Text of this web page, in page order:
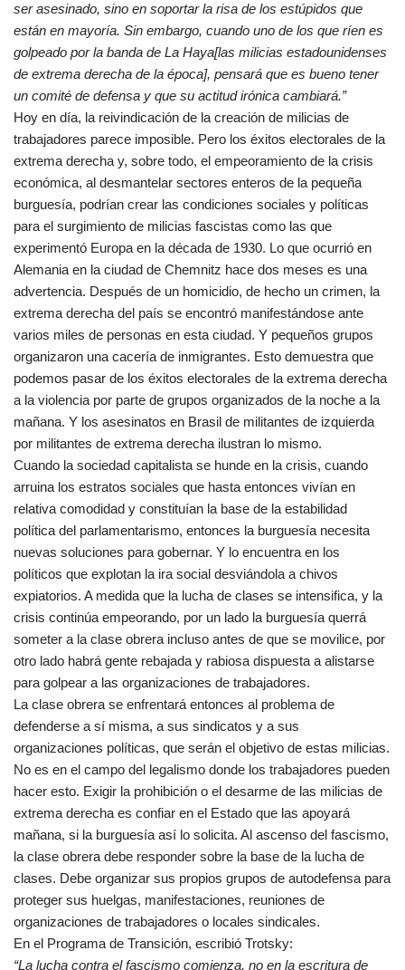
ser asesinado, sino en soportar la risa de los estúpidos que
están en mayoría. Sin embargo, cuando uno de los que ríen es
golpeado por la banda de La Haya[las milicias estadounidenses
de extrema derecha de la época], pensará que es bueno tener
un comité de defensa y que su actitud irónica cambiará.”
Hoy en día, la reivindicación de la creación de milicias de
trabajadores parece imposible. Pero los éxitos electorales de la
extrema derecha y, sobre todo, el empeoramiento de la crisis
económica, al desmantelar sectores enteros de la pequeña
burguesía, podrían crear las condiciones sociales y políticas
para el surgimiento de milicias fascistas como las que
experimentó Europa en la década de 1930. Lo que ocurrió en
Alemania en la ciudad de Chemnitz hace dos meses es una
advertencia. Después de un homicidio, de hecho un crimen, la
extrema derecha del país se encontró manifestándose ante
varios miles de personas en esta ciudad. Y pequeños grupos
organizaron una cacería de inmigrantes. Esto demuestra que
podemos pasar de los éxitos electorales de la extrema derecha
a la violencia por parte de grupos organizados de la noche a la
mañana. Y los asesinatos en Brasil de militantes de izquierda
por militantes de extrema derecha ilustran lo mismo.
Cuando la sociedad capitalista se hunde en la crisis, cuando
arruina los estratos sociales que hasta entonces vivían en
relativa comodidad y constituían la base de la estabilidad
política del parlamentarismo, entonces la burguesía necesita
nuevas soluciones para gobernar. Y lo encuentra en los
políticos que explotan la ira social desviándola a chivos
expiatorios. A medida que la lucha de clases se intensifica, y la
crisis continúa empeorando, por un lado la burguesía querrá
someter a la clase obrera incluso antes de que se movilice, por
otro lado habrá gente rebajada y rabiosa dispuesta a alistarse
para golpear a las organizaciones de trabajadores.
La clase obrera se enfrentará entonces al problema de
defenderse a sí misma, a sus sindicatos y a sus
organizaciones políticas, que serán el objetivo de estas milicias.
No es en el campo del legalismo donde los trabajadores pueden
hacer esto. Exigir la prohibición o el desarme de las milicias de
extrema derecha es confiar en el Estado que las apoyará
mañana, si la burguesía así lo solicita. Al ascenso del fascismo,
la clase obrera debe responder sobre la base de la lucha de
clases. Debe organizar sus propios grupos de autodefensa para
proteger sus huelgas, manifestaciones, reuniones de
organizaciones de trabajadores o locales sindicales.
En el Programa de Transición, escribió Trotsky:
“La lucha contra el fascismo comienza, no en la escritura de